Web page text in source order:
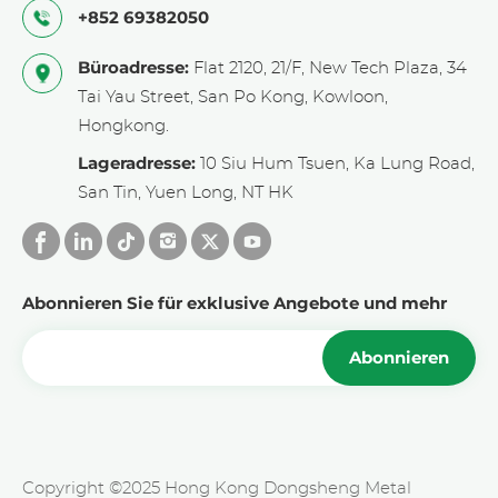
Hanwha Solutions (Südkorea), AkzoNobel NV
(Niederlande).
Zusammenfassung von
Nickellegierungsteilen in der
Chloralkaliindustrie
1. Elektrolyseurteile: Elektroden aus
Nickellegierungen,
Hauptschwerpunkt der
Edelmetallrecyclingunternehmen )
3. Reaktoren und Wärmetauscher:
+852 69382050
Büroadresse: Flat 2120, 21/F, New Tech Plaza, 34
Tai Yau Street, San Po Kong, Kowloon,
Hongkong.
Lageradresse: 10 Siu Hum Tsuen, Ka Lung Road,
San Tin, Yuen Long, NT HK
Abonnieren Sie für exklusive Angebote und mehr
Abonnieren
Copyright ©2025 Hong Kong Dongsheng Metal